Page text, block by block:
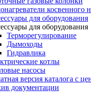
косвенного
для оборудования
для оборудования
Терморегулирование
Дымоходы
Гидравлика
котлы
насосы
версия каталога с
документации